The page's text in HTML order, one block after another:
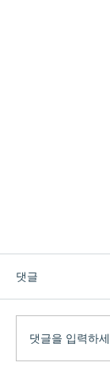
우리 쌀과
‘단양주 체
댓글
댓글을 입력하